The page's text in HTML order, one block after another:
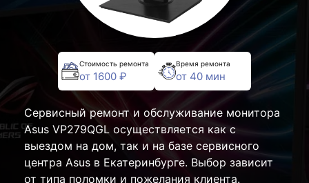
Стоимость ремонта
от 1600 ₽
Время ремонта
от 40 мин
Сервисный ремонт и обслуживание монитора
Asus VP279QGL осуществляется как с
выездом на дом, так и на базе сервисного
центра Asus в Екатеринбурге. Выбор зависит
от типа поломки и пожелания клиента.